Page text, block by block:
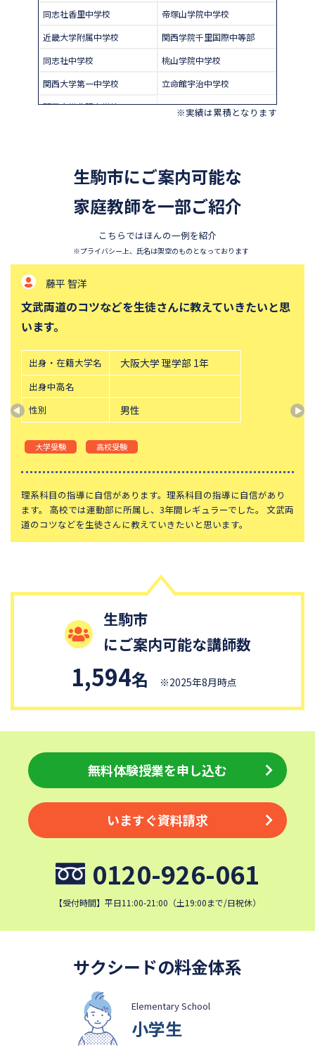
同志社香里中学校
帝塚山学院中学校
近畿大学附属中学校
関西学院千里国際中等部
同志社中学校
桃山学院中学校
関西大学第一中学校
立命館宇治中学校
関西大学北陽中学校
※実績は累積となります
生駒市にご案内可能な
家庭教師を一部ご紹介
こちらではほんの一例を紹介
※プライバシー上、氏名は架空のものとなっております
藤平 智洋
文武両道のコツなどを生徒さんに教えていきたいと思
います。
出身・在籍大学名 大阪大学 理学部 1年
出身中高名
性別
男性
大学受験 高校受験
理系科目の指導に自信があります。理系科目の指導に自信があり
ます。 高校では運動部に所属し、3年間レギュラーでした。 文武両
道のコツなどを生徒さんに教えていきたいと思います。
生駒市
にご案内可能な講師数
1,594名 ※2025年8月時点
無料体験授業を申し込む
いますぐ資料請求
0120-926-061
【受付時間】平日11:00-21:00（土19:00まで/日祝休）
サクシードの料金体系
Elementary School
小学生